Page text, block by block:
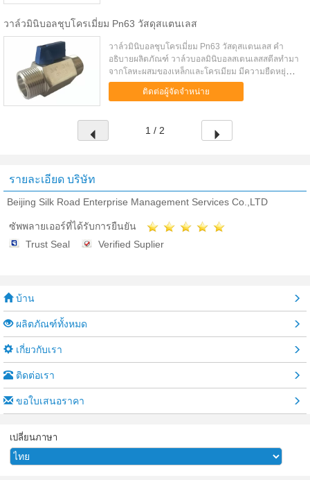
วาล์วมินิบอลชุบโครเมี่ยม Pn63 วัสดุสแตนเลส
วาล์วมินิบอลชุบโครเมี่ยม Pn63 วัสดุสแตนเลส คำ
อธิบายผลิตภัณฑ์ วาล์วบอลมินิบอลสเตนเลสสตีลทำมา
จากโลหะผสมของเหล็กและโครเมียม มีความยืดหยุ่น
มากกว่าเหล็กกล้าคาร์บอนและมีความทนทานต่อการ
เกิดสนิมและการกัดกร่อน ระบบซีลคู...
ติดต่อผู้จัดจำหน่าย
1 / 2
รายละเอียด บริษัท
Beijing Silk Road Enterprise Management Services Co.,LTD
ซัพพลายเออร์ที่ได้รับการยืนยัน
Trust Seal
Verified Suplier
บ้าน
ผลิตภัณฑ์ทั้งหมด
เกี่ยวกับเรา
ติดต่อเรา
ขอใบเสนอราคา
เปลี่ยนภาษา